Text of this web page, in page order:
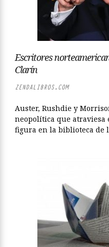
Escritores
Clarín
ZENDALIBROS.COM
Auster, Rushdie y
neopolítica que atraviesa
figura en la biblioteca de